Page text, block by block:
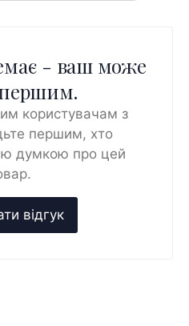
- ваш може
користувачам з
першим, хто
думкою про цей